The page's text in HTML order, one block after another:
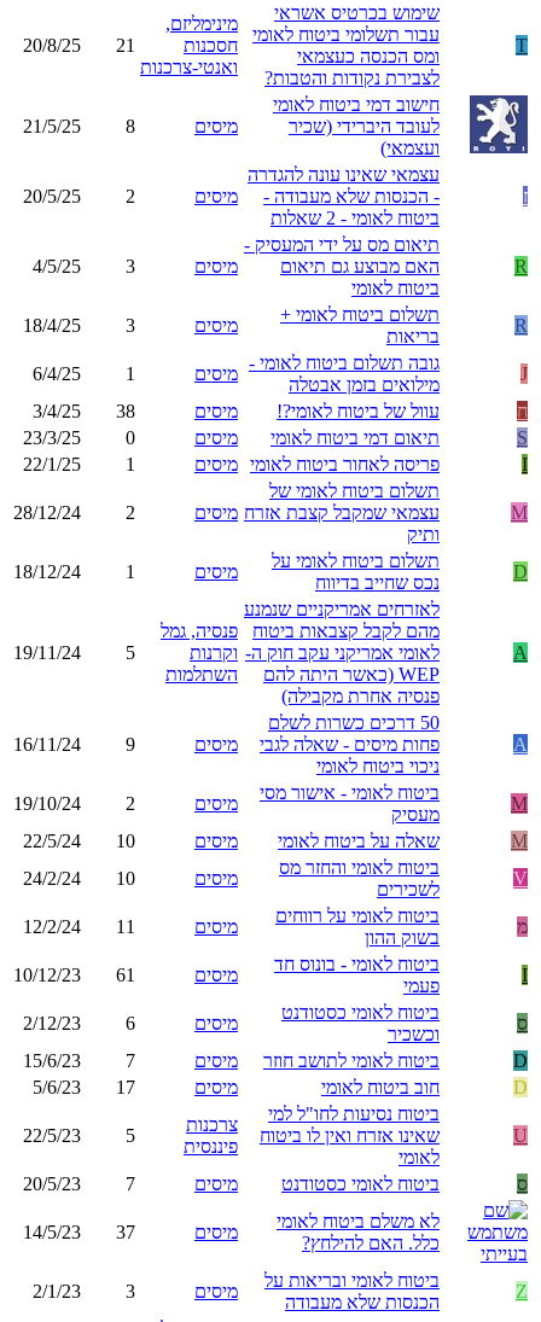
T
שימוש בכרטיס אשראי
עבור תשלומי ביטוח לאומי
ומס הכנסה כעצמאי
לצבירת נקודות והטבות?
מינימליזם,
חסכנות
ואנטי-צרכנות
21
20/8/25
חישוב דמי ביטוח לאומי
לעובד היברידי (שכיר
ועצמאי)
מיסים 8
21/5/25
ז
עצמאי שאינו עונה להגדרה
- הכנסות שלא מעבודה -
ביטוח לאומי - 2 שאלות
מיסים 2
20/5/25
R
תיאום מס על ידי המעסיק -
האם מבוצע גם תיאום
ביטוח לאומי
מיסים 3
4/5/25
R
תשלום ביטוח לאומי +
בריאות
מיסים 3
18/4/25
J
גובה תשלום ביטוח לאומי -
מילואים בזמן אבטלה
מיסים 1
6/4/25
ח
עוול של ביטוח לאומי?! מיסים 38
3/4/25
S
תיאום דמי ביטוח לאומי מיסים 0
23/3/25
I
פריסה לאחור ביטוח לאומי מיסים 1
22/1/25
M
תשלום ביטוח לאומי של
עצמאי שמקבל קצבת אזרח
ותיק
מיסים 2
28/12/24
D
תשלום ביטוח לאומי על
נכס שחייב בדיווח
מיסים 1
18/12/24
A
לאזרחים אמריקניים שנמנע
מהם לקבל קצבאות ביטוח
לאומי אמריקני עקב חוק ה-
WEP (כאשר היתה להם
פנסיה אחרת מקבילה)
פנסיה, גמל
וקרנות
השתלמות
5
19/11/24
A
50 דרכים כשרות לשלם
פחות מיסים - שאלה לגבי
ניכוי ביטוח לאומי
מיסים 9
16/11/24
M
ביטוח לאומי - אישור מסי
מעסיק
מיסים 2
19/10/24
M
שאלה על ביטוח לאומי מיסים 10
22/5/24
V
ביטוח לאומי והחזר מס
לשכירים
מיסים 10
24/2/24
מ
ביטוח לאומי על רווחים
בשוק ההון
מיסים 11
12/2/24
I
ביטוח לאומי - בונוס חד
פעמי
מיסים 61
10/12/23
ס
ביטוח לאומי כסטודנט
וכשכיר
מיסים 6
2/12/23
D
ביטוח לאומי לתושב חוזר מיסים 7
15/6/23
D
חוב ביטוח לאומי מיסים 17
5/6/23
U
ביטוח נסיעות לחו"ל למי
שאינו אזרח ואין לו ביטוח
לאומי
צרכנות
פיננסית
5
22/5/23
ס ביטוח לאומי כסטודנט מיסים 7
20/5/23
לא משלם ביטוח לאומי
כלל. האם להילחץ?
מיסים 37
14/5/23
Z
ביטוח לאומי ובריאות על
הכנסות שלא מעבודה
מיסים 3
2/1/23